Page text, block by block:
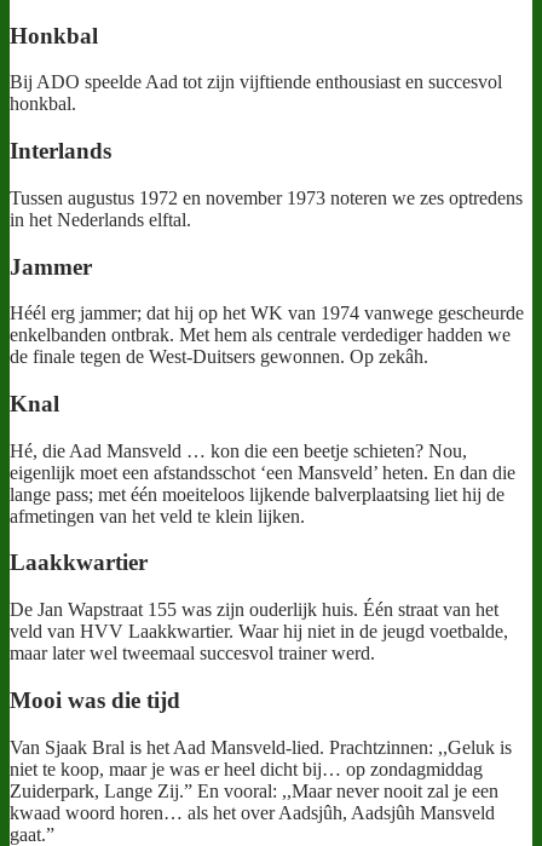
Honkbal
Bij ADO speelde Aad tot zijn vijftiende enthousiast en succesvol
honkbal.
Interlands
Tussen augustus 1972 en november 1973 noteren we zes optredens
in het Nederlands elftal.
Jammer
Héél erg jammer; dat hij op het WK van 1974 vanwege gescheurde
enkelbanden ontbrak. Met hem als centrale verdediger hadden we
de finale tegen de West-Duitsers gewonnen. Op zekâh.
Knal
Hé, die Aad Mansveld … kon die een beetje schieten? Nou,
eigenlijk moet een afstandsschot ‘een Mansveld’ heten. En dan die
lange pass; met één moeiteloos lijkende balverplaatsing liet hij de
afmetingen van het veld te klein lijken.
Laakkwartier
De Jan Wapstraat 155 was zijn ouderlijk huis. Één straat van het
veld van HVV Laakkwartier. Waar hij niet in de jeugd voetbalde,
maar later wel tweemaal succesvol trainer werd.
Mooi was die tijd
Van Sjaak Bral is het Aad Mansveld-lied. Prachtzinnen: ,,Geluk is
niet te koop, maar je was er heel dicht bij… op zondagmiddag
Zuiderpark, Lange Zij.” En vooral: ,,Maar never nooit zal je een
kwaad woord horen… als het over Aadsjûh, Aadsjûh Mansveld
gaat.”